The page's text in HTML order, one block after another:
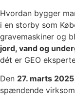
Hvordan bygger
i en storby som
gravemaskiner og
jord, vand og
dét er GEO
Den 27. marts
spændende